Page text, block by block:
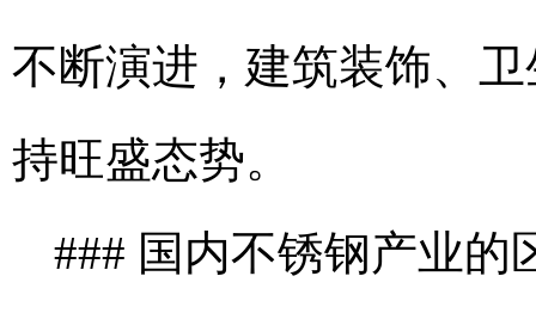
不断演进，建筑装饰、
持旺盛态势。
### 国内不锈钢产业的